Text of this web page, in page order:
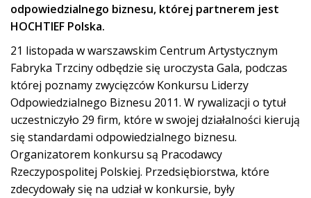
odpowiedzialnego biznesu, której partnerem jest
HOCHTIEF Polska.
21 listopada w warszawskim Centrum Artystycznym
Fabryka Trzciny odbędzie się uroczysta Gala, podczas
której poznamy zwycięzców Konkursu Liderzy
Odpowiedzialnego Biznesu 2011. W rywalizacji o tytuł
uczestniczyło 29 firm, które w swojej działalności kierują
się standardami odpowiedzialnego biznesu.
Organizatorem konkursu są Pracodawcy
Rzeczypospolitej Polskiej. Przedsiębiorstwa, które
zdecydowały się na udział w konkursie, były